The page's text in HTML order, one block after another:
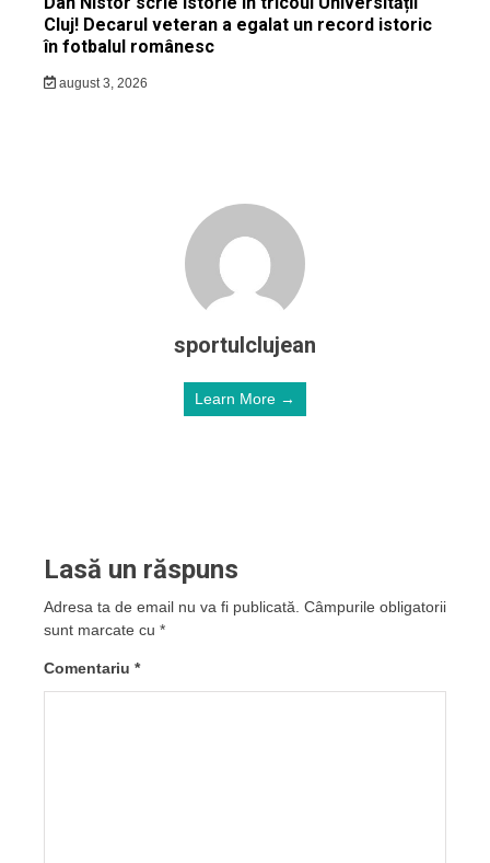
Cluj! Decarul veteran a egalat un record istoric
în fotbalul românesc
august 3, 2026
sportulclujean
Learn More →
Lasă un răspuns
Adresa ta de email nu va fi publicată. Câmpurile obligatorii
sunt marcate cu *
Comentariu *